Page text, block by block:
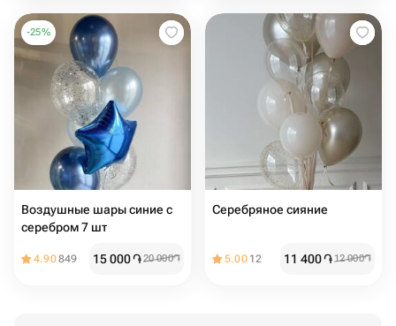
-25%
Воздушные шары синие с
серебром 7 шт
4.90849 15 000֏20 000֏
Серебряное сияние
5.00 12 11 400֏12 000֏